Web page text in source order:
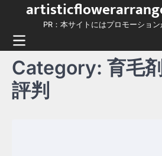
content
PR：本サイトにはプロモーショ
Category: 育毛
評判